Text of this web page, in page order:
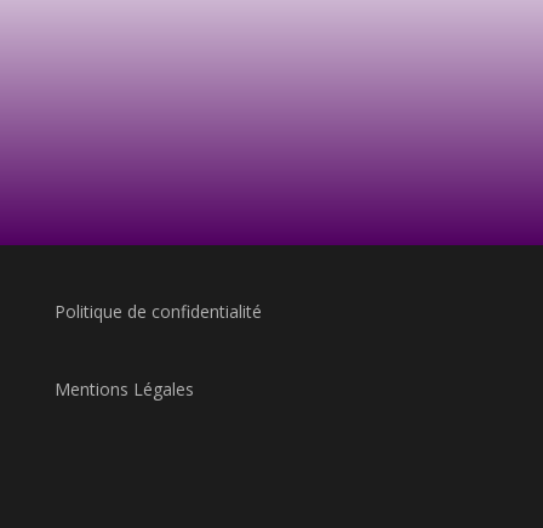
Politique de confidentialité
Mentions Légales